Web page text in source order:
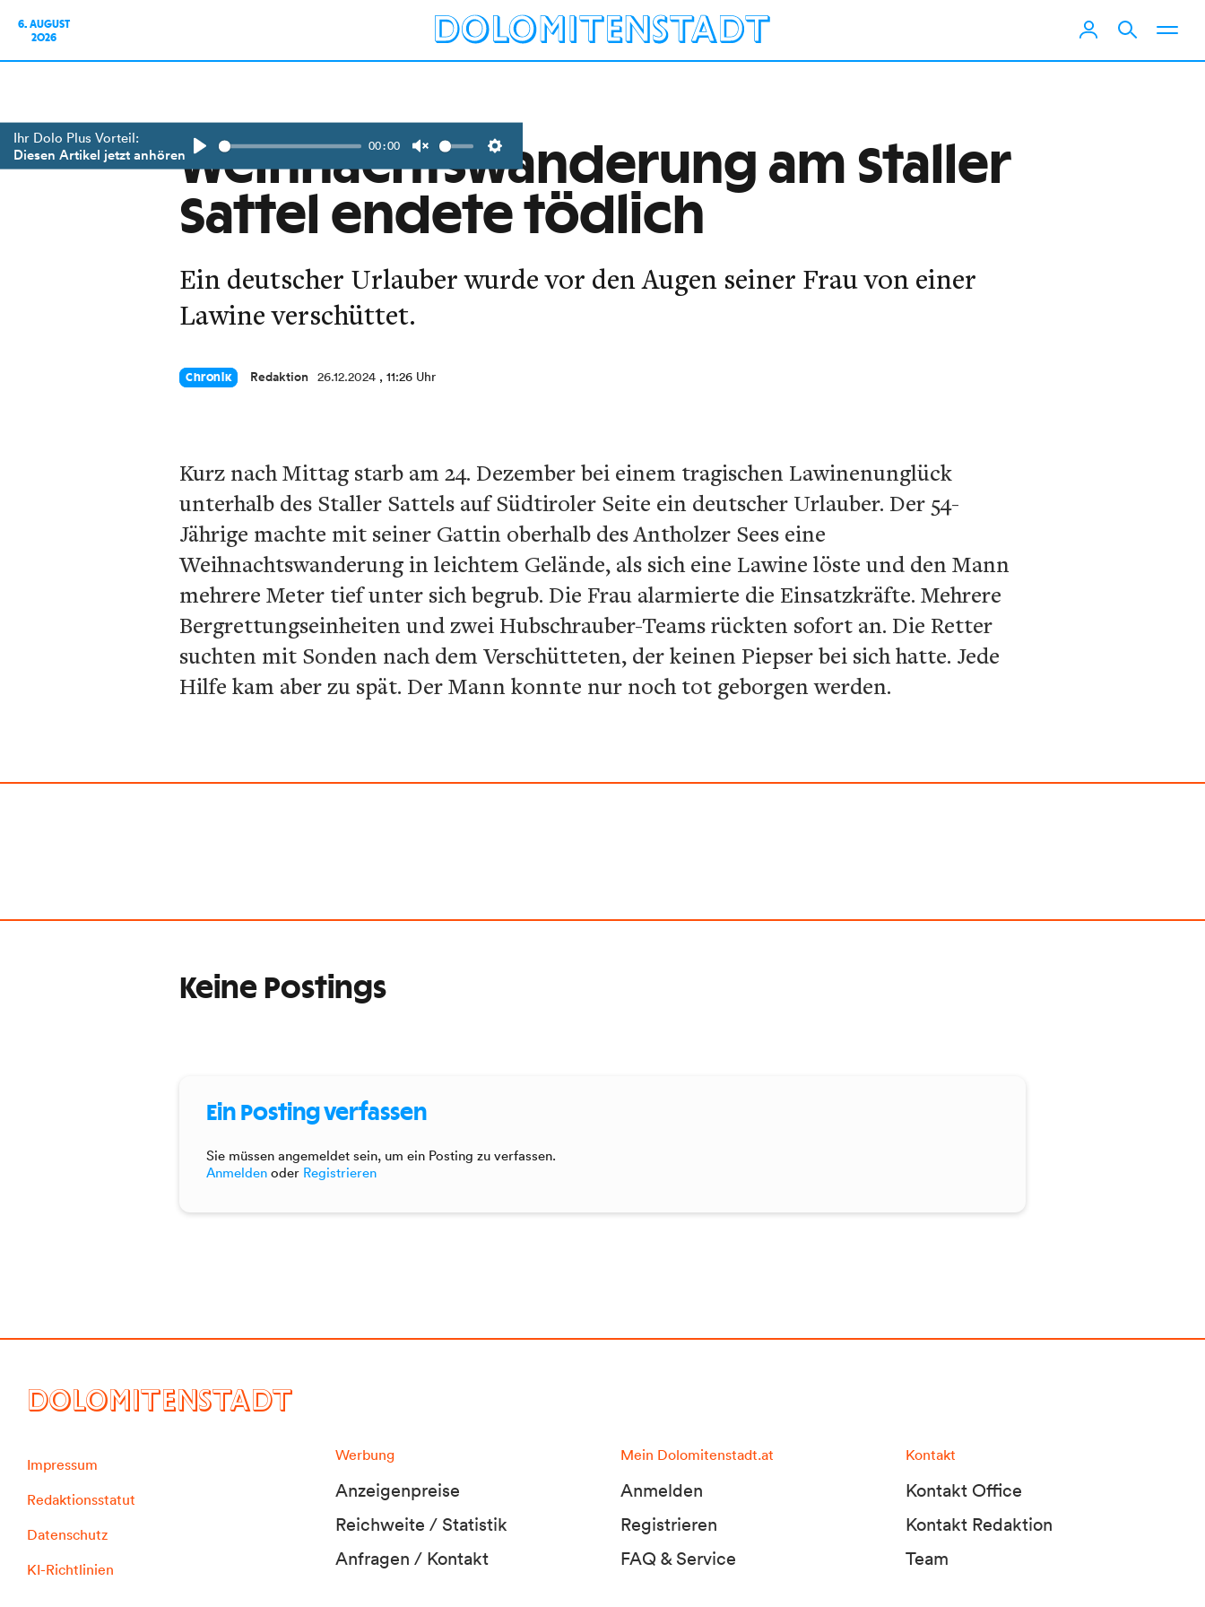
6. AUGUST
2026
Ihr Dolo Plus Vorteil:
Diesen Artikel jetzt anhören
Play
00:00
Unmute Settings
Weihnachtswanderung am Staller
Sattel endete tödlich
Ein deutscher Urlauber wurde vor den Augen seiner Frau von einer
Lawine verschüttet.
Chronik Redaktion 26.12.2024 , 11:26 Uhr
Kurz nach Mittag starb am 24. Dezember bei einem tragischen Lawinenunglück
unterhalb des Staller Sattels auf Südtiroler Seite ein deutscher Urlauber. Der 54-
Jährige machte mit seiner Gattin oberhalb des Antholzer Sees eine
Weihnachtswanderung in leichtem Gelände, als sich eine Lawine löste und den Mann
mehrere Meter tief unter sich begrub. Die Frau alarmierte die Einsatzkräfte. Mehrere
Bergrettungseinheiten und zwei Hubschrauber-Teams rückten sofort an. Die Retter
suchten mit Sonden nach dem Verschütteten, der keinen Piepser bei sich hatte. Jede
Hilfe kam aber zu spät. Der Mann konnte nur noch tot geborgen werden.
Keine Postings
Ein Posting verfassen
Sie müssen angemeldet sein, um ein Posting zu verfassen.
Anmelden oder Registrieren
DOLOMITENSTADT
Impressum
Redaktionsstatut
Datenschutz
KI-Richtlinien
Werbung
Anzeigenpreise
Reichweite / Statistik
Anfragen / Kontakt
Mein Dolomitenstadt.at
Anmelden
Registrieren
FAQ & Service
Kontakt
Kontakt Office
Kontakt Redaktion
Team